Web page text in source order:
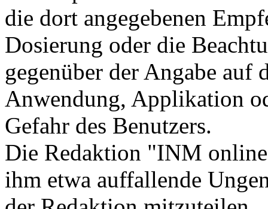
die dort angegebenen
Dosierung oder die
gegenüber der Angabe auf
Anwendung, Applikation
Gefahr des Benutzers.
Die Redaktion "INM
ihm etwa auffallende